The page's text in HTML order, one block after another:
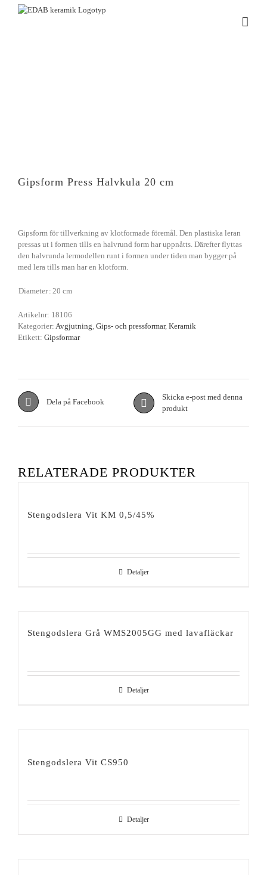
Fortsätt
Gipsform Press Halvkula 20 cm
Gipsform för tillverkning av klotformade föremål. Den plastiska leran
pressas ut i formen tills en halvrund form har uppnåtts. Därefter flyttas
den halvrunda lermodellen runt i formen under tiden man bygger på
med lera tills man har en klotform.
Diameter : 20 cm
Artikelnr: 18106
Kategorier: Avgjutning, Gips- och pressformar, Keramik
Etikett: Gipsformar
Dela på Facebook
Skicka e-post med denna
produkt
RELATERADE PRODUKTER
Stengodslera Vit KM 0,5/45%
Detaljer
Stengodslera Grå WMS2005GG med lavafläckar
Detaljer
Stengodslera Vit CS950
Detaljer